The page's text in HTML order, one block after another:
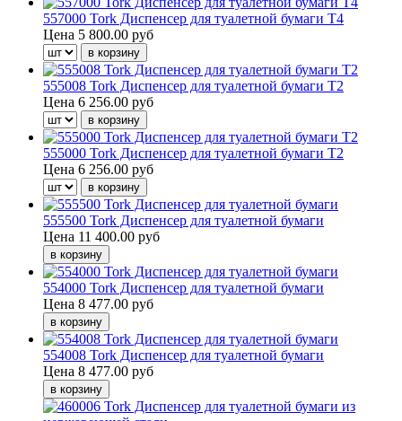
557000 Tork Диспенсер для туалетной бумаги Т4
Цена 5 800.00 руб
555008 Tork Диспенсер для туалетной бумаги T2
Цена 6 256.00 руб
555000 Tork Диспенсер для туалетной бумаги Т2
Цена 6 256.00 руб
555500 Tork Диспенсер для туалетной бумаги
Цена 11 400.00 руб
554000 Tork Диспенсер для туалетной бумаги
Цена 8 477.00 руб
554008 Tork Диспенсер для туалетной бумаги
Цена 8 477.00 руб